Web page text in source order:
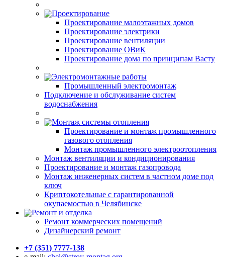
Проектирование
Проектирование малоэтажных домов
Проектирование электрики
Проектирование вентиляции
Проектирование ОВиК
Проектирование дома по принципам Васту
Электромонтажные работы
Промышленный электромонтаж
Подключение и обслуживание систем
водоснабжения
Монтаж системы отопления
Проектирование и монтаж промышленного
газового отопления
Монтаж промышленного электроотопления
Монтаж вентиляции и кондиционирования
Проектирование и монтаж газопровода
Монтаж инженерных систем в частном доме под
ключ
Криптокотельные с гарантированной
окупаемостью в Челябинске
Ремонт и отделка
Ремонт коммерческих помещений
Дизайнерский ремонт
+7 (351) 7777-138